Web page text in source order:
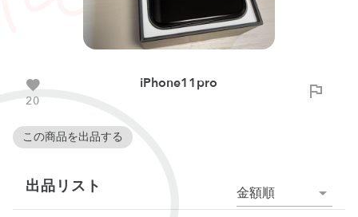
20
iPhone11pro
この商品を出品する
出品リスト 金額順